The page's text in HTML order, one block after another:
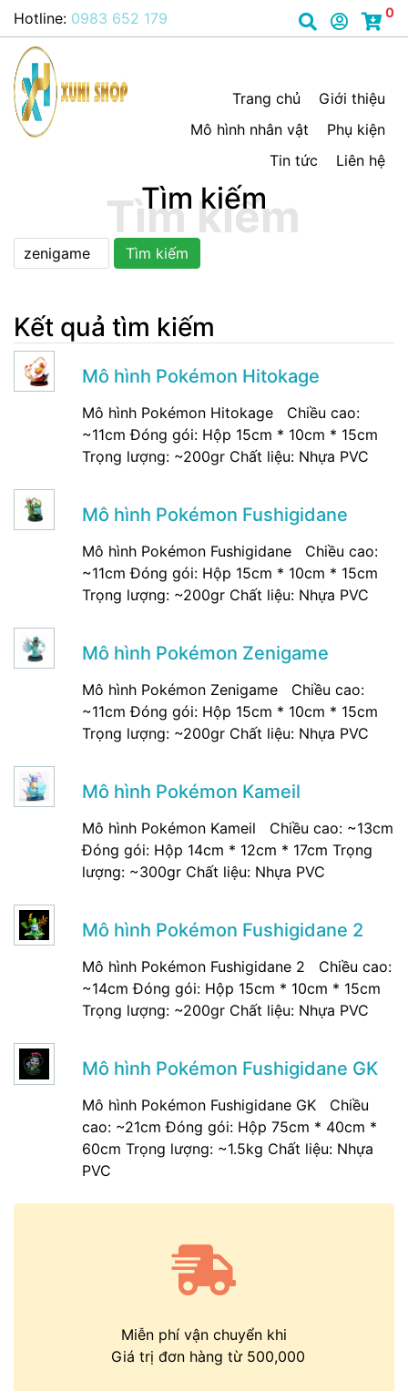
Hotline: 0983 652 179 0
Trang chủ
Giới thiệu
Mô hình nhân vật
Phụ kiện
Tin tức
Liên hệ
Tìm kiếm
Tìm kiếm
Kết quả tìm kiếm
Mô hình Pokémon Hitokage
Mô hình Pokémon Hitokage Chiều cao:
~11cm Đóng gói: Hộp 15cm * 10cm * 15cm
Trọng lượng: ~200gr Chất liệu: Nhựa PVC
Mô hình Pokémon Fushigidane
Mô hình Pokémon Fushigidane Chiều cao:
~11cm Đóng gói: Hộp 15cm * 10cm * 15cm
Trọng lượng: ~200gr Chất liệu: Nhựa PVC
Mô hình Pokémon Zenigame
Mô hình Pokémon Zenigame Chiều cao:
~11cm Đóng gói: Hộp 15cm * 10cm * 15cm
Trọng lượng: ~200gr Chất liệu: Nhựa PVC
Mô hình Pokémon Kameil
Mô hình Pokémon Kameil Chiều cao: ~13cm
Đóng gói: Hộp 14cm * 12cm * 17cm Trọng
lượng: ~300gr Chất liệu: Nhựa PVC
Mô hình Pokémon Fushigidane 2
Mô hình Pokémon Fushigidane 2 Chiều cao:
~14cm Đóng gói: Hộp 15cm * 10cm * 15cm
Trọng lượng: ~200gr Chất liệu: Nhựa PVC
Mô hình Pokémon Fushigidane GK
Mô hình Pokémon Fushigidane GK Chiều
cao: ~21cm Đóng gói: Hộp 75cm * 40cm *
60cm Trọng lượng: ~1.5kg Chất liệu: Nhựa
PVC
Miễn phí vận chuyển khi
Giá trị đơn hàng từ 500,000